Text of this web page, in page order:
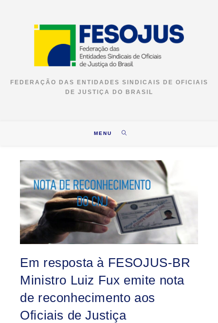
FEDERAÇÃO DAS ENTIDADES SINDICAIS DE OFICIAIS
DE JUSTIÇA DO BRASIL
MENU
Em resposta à FESOJUS-BR
Ministro Luiz Fux emite nota
de reconhecimento aos
Oficiais de Justiça